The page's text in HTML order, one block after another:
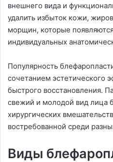
внешнего вида и
удалить избыток кожи,
морщин, которые
индивидуальных
Популярность
сочетанием эстетического
быстрого восстановления.
свежий и молодой вид лица
хирургических
востребованной среди
Виды